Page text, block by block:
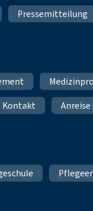
Pressemitteilung
Kontakt Anreise